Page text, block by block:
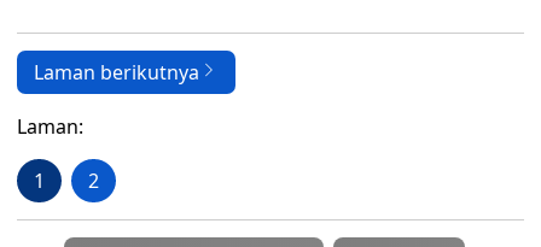
Laman berikutnya
Laman:
1 2